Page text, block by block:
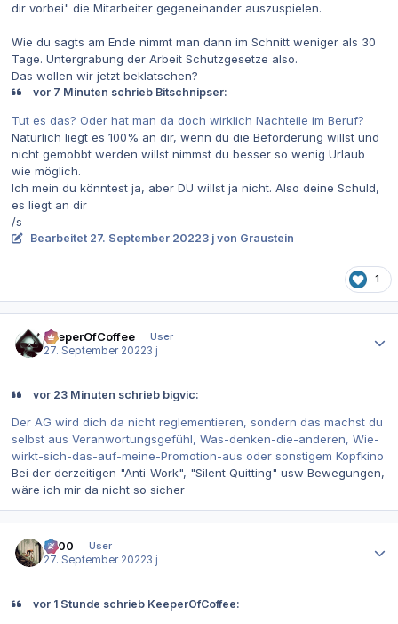
dir vorbei" die Mitarbeiter gegeneinander auszuspielen.
Wie du sagts am Ende nimmt man dann im Schnitt weniger als 30
Tage. Untergrabung der Arbeit Schutzgesetze also.
Das wollen wir jetzt beklatschen?
vor 7 Minuten schrieb Bitschnipser:
Tut es das? Oder hat man da doch wirklich Nachteile im Beruf?
Natürlich liegt es 100% an dir, wenn du die Beförderung willst und
nicht gemobbt werden willst nimmst du besser so wenig Urlaub
wie möglich.
Ich mein du könntest ja, aber DU willst ja nicht. Also deine Schuld,
es liegt an dir
/s
Bearbeitet 27. September 20223 j von Graustein
1
KeeperOfCoffee
User
27. September 20223 j
vor 23 Minuten schrieb bigvic:
Der AG wird dich da nicht reglementieren, sondern das machst du
selbst aus Veranwortungsgefühl, Was-denken-die-anderen, Wie-
wirkt-sich-das-auf-meine-Promotion-aus oder sonstigem Kopfkino
Bei der derzeitigen "Anti-Work", "Silent Quitting" usw Bewegungen,
wäre ich mir da nicht so sicher
0x00
User
27. September 20223 j
vor 1 Stunde schrieb KeeperOfCoffee: